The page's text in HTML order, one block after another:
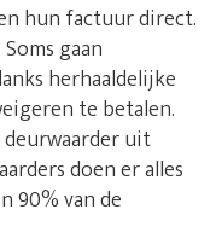
hun factuur direct.
gaan
herhaaldelijke
te betalen.
uit
doen er alles
90% van de